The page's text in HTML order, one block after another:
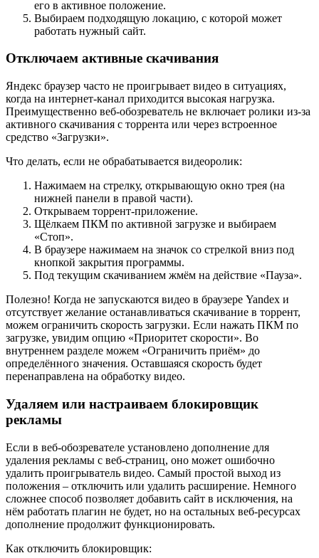
его в активное положение.
Выбираем подходящую локацию, с которой может
работать нужный сайт.
Отключаем активные скачивания
Яндекс браузер часто не проигрывает видео в ситуациях,
когда на интернет-канал приходится высокая нагрузка.
Преимущественно веб-обозреватель не включает ролики из-за
активного скачивания с торрента или через встроенное
средство «Загрузки».
Что делать, если не обрабатывается видеоролик:
Нажимаем на стрелку, открывающую окно трея (на
нижней панели в правой части).
Открываем торрент-приложение.
Щёлкаем ПКМ по активной загрузке и выбираем
«Стоп».
В браузере нажимаем на значок со стрелкой вниз под
кнопкой закрытия программы.
Под текущим скачиванием жмём на действие «Пауза».
Полезно! Когда не запускаются видео в браузере Yandex и
отсутствует желание останавливаться скачивание в торрент,
можем ограничить скорость загрузки. Если нажать ПКМ по
загрузке, увидим опцию «Приоритет скорости». Во
внутреннем разделе можем «Ограничить приём» до
определённого значения. Оставшаяся скорость будет
перенаправлена на обработку видео.
Удаляем или настраиваем блокировщик
рекламы
Если в веб-обозревателе установлено дополнение для
удаления рекламы с веб-страниц, оно может ошибочно
удалить проигрыватель видео. Самый простой выход из
положения – отключить или удалить расширение. Немного
сложнее способ позволяет добавить сайт в исключения, на
нём работать плагин не будет, но на остальных веб-ресурсах
дополнение продолжит функционировать.
Как отключить блокировщик: